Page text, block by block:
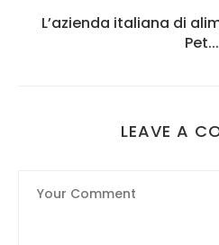
L’azienda italiana di
Pet...
LEAVE A